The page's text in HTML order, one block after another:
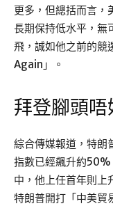
更多，但總括而言，
長期保持低水平，無
飛，誠如他之前的
Again」。
拜登腳頭唔
綜合傳媒報道，特朗
指數已經飆升約
中，他上任首年則
特朗普開打「中美貿